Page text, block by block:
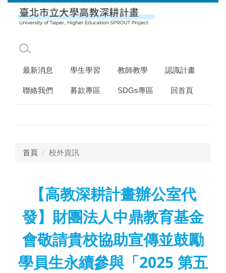
最新消息 學生學習 教師教學 認識計畫
聯絡我們 募款專區 SDGs專區 回首頁
首頁 校外資訊
【高教深耕計畫辦公室代
發】財團法人中鼎教育基金
會敬請貴校協助宣傳並鼓勵
學員生永續參與「2025 第五